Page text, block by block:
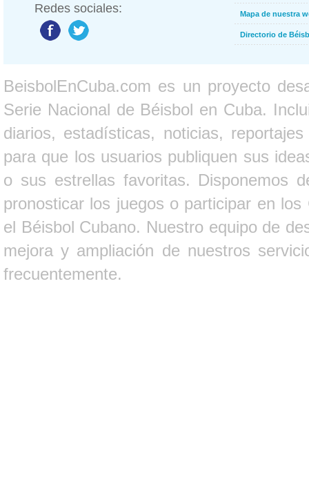
Redes sociales: Mapa de nuestra
Directorio de
BeisbolEnCuba.com es un proyecto
Serie Nacional de Béisbol en Cuba.
diarios, estadísticas, noticias,
para que los usuarios publiquen sus
o sus estrellas favoritas. Disponemos
pronosticar los juegos o participar en
el Béisbol Cubano. Nuestro equipo de
mejora y ampliación de nuestros
frecuentemente.